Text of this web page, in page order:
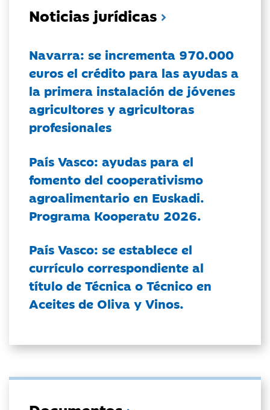
Noticias jurídicas
Navarra: se incrementa 970.000
euros el crédito para las ayudas a
la primera instalación de jóvenes
agricultores y agricultoras
profesionales
País Vasco: ayudas para el
fomento del cooperativismo
agroalimentario en Euskadi.
Programa Kooperatu 2026.
País Vasco: se establece el
currículo correspondiente al
título de Técnica o Técnico en
Aceites de Oliva y Vinos.